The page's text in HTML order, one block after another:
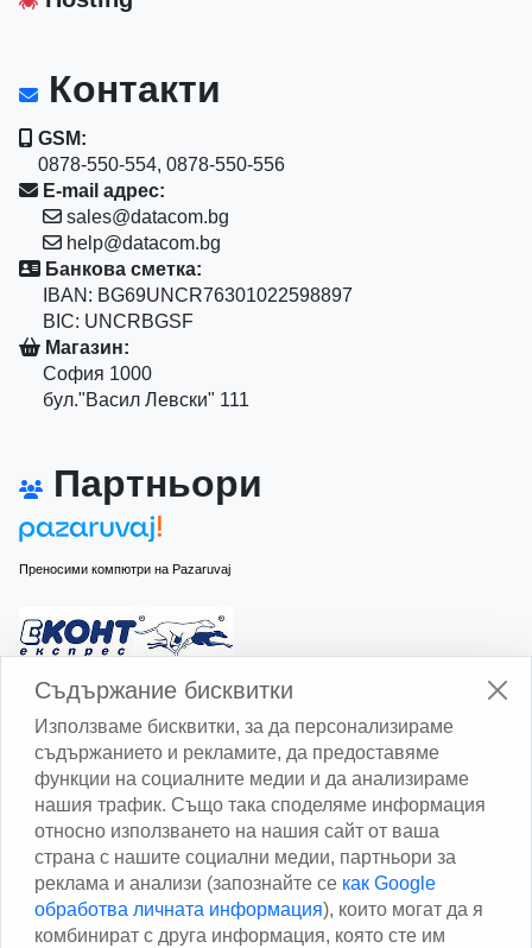
Контакти
GSM:
0878-550-554, 0878-550-556
E-mail адрес:
sales@datacom.bg
help@datacom.bg
Банкова сметка:
IBAN: BG69UNCR76301022598897
BIC: UNCRBGSF
Магазин:
София 1000
бул."Васил Левски" 111
Партньори
Преносими компютри на Pazaruvaj
Изчисли доставката с Еконт
Изчисли доставката със Спиди
Facebook
Съдържание бисквитки
Използваме бисквитки, за да персонализираме
съдържанието и рекламите, да предоставяме
функции на социалните медии и да анализираме
нашия трафик. Също така споделяме информация
относно използването на нашия сайт от ваша
страна с нашите социални медии, партньори за
реклама и анализи (запознайте се как Google
обработва личната информация), които могат да я
комбинират с друга информация, която сте им